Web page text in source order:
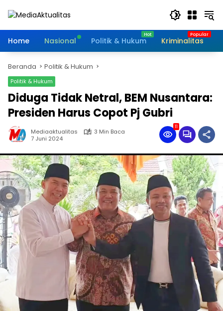
Home
Nasional Politik & Hukum Kriminalitas
Beranda Politik & Hukum
Politik & Hukum
Diduga Tidak Netral, BEM Nusantara:
Presiden Harus Copot Pj Gubri
Mediaaktualitas
3 Min Baca
7 Juni 2024
11